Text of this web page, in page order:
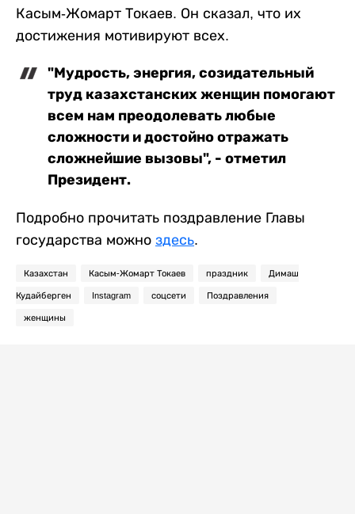
Касым-Жомарт Токаев. Он сказал, что их
достижения мотивируют всех.
"Мудрость, энергия, созидательный
труд казахстанских женщин помогают
всем нам преодолевать любые
сложности и достойно отражать
сложнейшие вызовы", - отметил
Президент.
Подробно прочитать поздравление Главы
государства можно здесь.
Казахстан Касым-Жомарт Токаев праздник Димаш
Кудайберген Instagram соцсети Поздравления
женщины